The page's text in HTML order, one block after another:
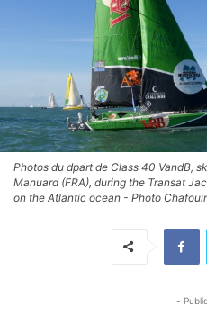
Photos du dpart de Class 40 VandB,
Manuard (FRA), during the Transat
on the Atlantic ocean - Photo
-